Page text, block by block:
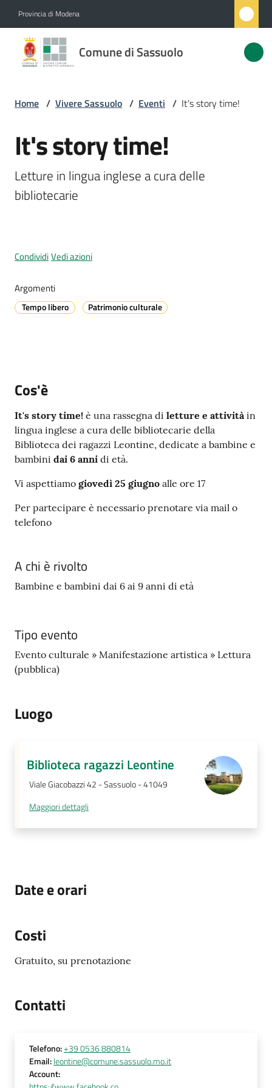
Provincia di Modena
Comune di Sassuolo
Comune
di
Servizi
Menu selezionato
t
a
m
e
t
e
o
V
i
t
S
s
u
o
l
Seguici
Home / Vivere Sassuolo / Eventi / It's story time!
Salta al contenuto
It's story time!
Letture in lingua inglese a cura delle
bibliotecarie
CondividiVedi azioni
Argomenti
Tempo libero Patrimonio culturale
Cos'è
It's story time! è una rassegna di letture e attivitàin
lingua inglese a cura delle bibliotecarie della
Biblioteca dei ragazzi Leontine, dedicate a bambine e
bambini dai 6 anni di età.
Vi aspettiamo giovedì 25 giugno alle ore 17
Per partecipare è necessario prenotare via mail o
telefono
A chi è rivolto
Bambine e bambini dai 6 ai 9 anni di età
Tipo evento
Evento culturale » Manifestazione artistica » Lettura
(pubblica)
Luogo
Biblioteca ragazzi Leontine
Viale Giacobazzi 42 - Sassuolo - 41049
Maggiori dettagli
Date e orari
Costi
Gratuito, su prenotazione
Contatti
Telefono:+39 0536 880814
Email:leontine@comune.sassuolo.mo.it
Account: